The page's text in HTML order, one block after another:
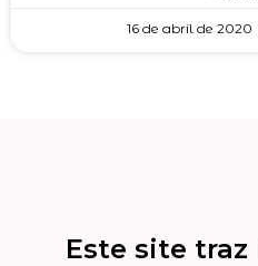
16 de abril de 2020
Este site